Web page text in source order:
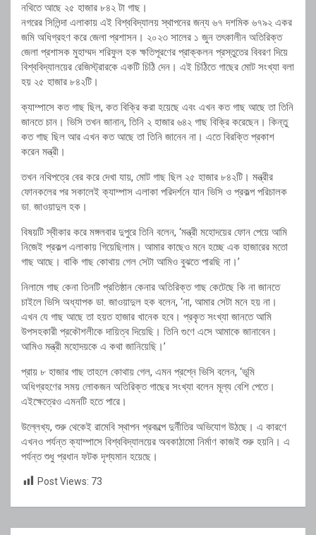
নথিতে আছে ২৫ হাজার ৮৪২ টা গাছ।
নগরের সিলিন্দা এলাকায় এই বিশ্ববিদ্যালয় স্থাপনের জন্য ৬৭ দশমিক ৬৭৯২ একর
জমি অধিগ্রহণ করে জেলা প্রশাসন। ২০২৩ সালের ১ জুন তৎকালীন অতিরিক্ত
জেলা প্রশাসক মুহাম্মদ শরিফুল হক ক্ষতিপূরণের প্রাক্কলন প্রস্তুতের বিবরণ দিয়ে
বিশ্ববিদ্যালয়ের রেজিস্ট্রারকে একটি চিঠি দেন। এই চিঠিতে গাছের মোট সংখ্যা বলা
হয় ২৫ হাজার ৮৪২টি।
ক্যাম্পাসে কত গাছ ছিল, কত বিক্রি করা হয়েছে এবং এখন কত গাছ আছে তা তিনি
জানতে চান। ভিসি তখন জানান, তিনি ২ হাজার ৬৪২ গাছ বিক্রি করেছেন। কিন্তু
কত গাছ ছিল আর এখন কত আছে তা তিনি জানেন না। এতে বিরক্তি প্রকাশ
করেন মন্ত্রী।
তখন নথিপত্রে বের করে দেখা যায়, মোট গাছ ছিল ২৫ হাজার ৮৪২টি। মন্ত্রীর
ফোনকলের পর সকালেই ক্যাম্পাস এলাকা পরিদর্শনে যান ভিসি ও প্রকল্প পরিচালক
ডা. জাওয়াদুল হক।
বিষয়টি স্বীকার করে মঙ্গলবার দুপুরে তিনি বলেন, ‘মন্ত্রী মহোদয়ের ফোন পেয়ে আমি
নিজেই প্রকল্প এলাকায় গিয়েছিলাম। আমার কাছেও মনে হচ্ছে এক হাজারের মতো
গাছ আছে। বাকি গাছ কোথায় গেল সেটা আমিও বুঝতে পারছি না।’
নিলামে গাছ কেনা তিনটি প্রতিষ্ঠান কেনার অতিরিক্ত গাছ কেটেছে কি না জানতে
চাইলে ভিসি অধ্যাপক ডা. জাওয়াদুল হক বলেন, ‘না, আমার সেটা মনে হয় না।
এখন যে গাছ আছে তা হয়ত হাজার খানেক হবে। প্রকৃত সংখ্যা জানতে আমি
উপসহকারী প্রকৌশলীকে দায়িত্ব দিয়েছি। তিনি গুণে এসে আমাকে জানাবেন।
আমিও মন্ত্রী মহোদয়কে এ কথা জানিয়েছি।’
প্রায় ৮ হাজার গাছ তাহলে কোথায় গেল, এমন প্রশ্নে ভিসি বলেন, ‘ভূমি
অধিগ্রহণের সময় লোকজন অতিরিক্ত গাছের সংখ্যা বলেন মূল্য বেশি পেতে।
এইক্ষেত্রেও এমনটি হতে পারে।
উল্লেখ্য, শুরু থেকেই রামেবি স্থাপন প্রকল্পে দুর্নীতির অভিযোগ উঠছে। এ কারণে
এখনও পর্যন্ত ক্যাম্পাসে বিশ্ববিদ্যালয়ের অবকাঠামো নির্মাণ কাজই শুরু হয়নি। এ
পর্যন্ত শুধু প্রধান ফটক দৃশ্যমান হয়েছে।
Post Views: 73